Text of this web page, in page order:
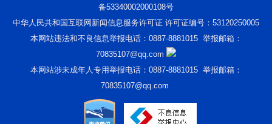
备53340002000108号
中华人民共和国互联网新闻信息服务许可证 许可证编号：53120250005
本网站违法和不良信息举报电话：0887-8881015 举报邮箱：
70835107@qq.com
本网站涉未成年人专用举报电话：0887-8881015 举报邮箱：
70835107@qq.com